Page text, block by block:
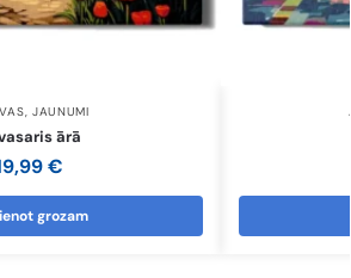
, JAUNUMI
ārā
€
grozam